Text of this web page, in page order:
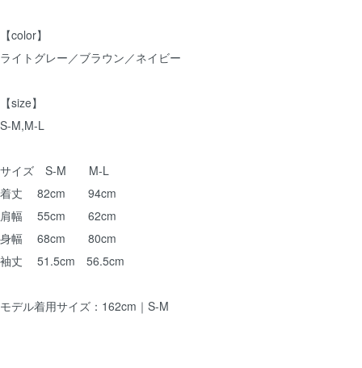
【color】
ライトグレー／ブラウン／ネイビー
【size】
S-M,M-L
サイズ S-M M-L
着丈 82cm 94cm
肩幅 55cm 62cm
身幅 68cm 80cm
袖丈 51.5cm 56.5cm
モデル着用サイズ：162cm｜S-M